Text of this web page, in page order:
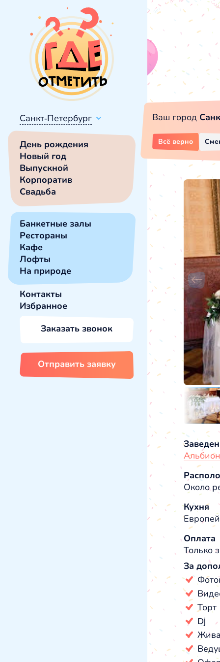
Санкт-Петербург
День рождения
Новый год
Выпускной
Корпоратив
Свадьба
Банкетные залы
Рестораны
Кафе
Лофты
На природе
Контакты
Избранное
Заказать звонок
Отправить заявку
Около
Кухня
Оплата
Только
За
Торт
Dj
Ваш город
Всё верно